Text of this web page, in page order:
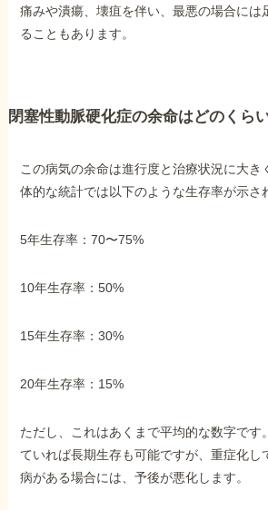
依頼するメリット
089-907-
痛みや潰瘍、壊疽を伴い、最悪の場合には
ることもあります。
閉塞性動脈硬化症の余命はどのくら
この病気の余命は進行度と治療状況に大き
体的な統計では以下のような生存率が示さ
5年生存率：70〜75%
10年生存率：50%
15年生存率：30%
20年生存率：15%
ただし、これはあくまで平均的な数字です
ていれば長期生存も可能ですが、重症化し
病がある場合には、予後が悪化します。